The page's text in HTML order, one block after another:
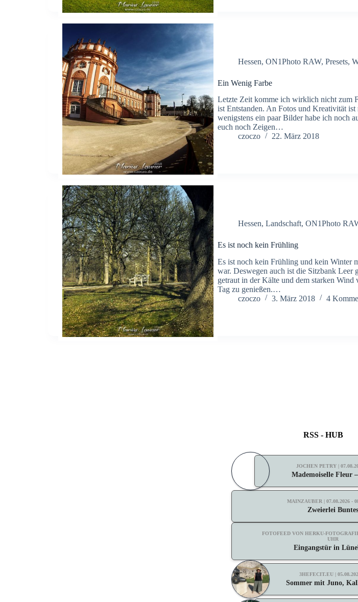
Hessen,ON1Photo RAW,Presets,
Ein Wenig Farbe
Letzte Zeit komme ich wirklich nicht zum
ist Entstanden. An Fotos und Kreativität
wenigstens ein paar Bilder habe ich noch
euch noch Zeigen…
czoczo
22. März 2018
Hessen,Landschaft,ON1Photo
Es ist noch kein Frühling
Es ist noch kein Frühling und kein Winter
war. Deswegen auch ist die Sitzbank Leer
getraut in der Kälte und dem starken Wind
Tag zu genießen.…
czoczo
3. März 2018 4
RSS - HUB
JOCHEN PETRY |
Mademoiselle Fleur
MAINZAUBER | 07.08.2026 -
Zweierlei Buntes
FOTOFEED VON HERKU-
UHR
Eingangstür in
3HEFECIT.EU |
Sommer mit Juno,